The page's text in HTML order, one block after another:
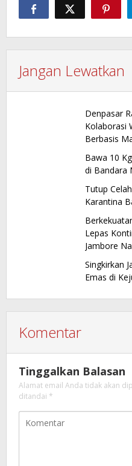
Jangan Lewatkan
Denpasar
Kolaborasi
Berbasis
Bawa 10
di Bandara
Tutup
Karantina
Lepas
Jambore
Singkirkan
Emas di
Komentar
Tinggalkan Balasan
Alamat email Anda tidak akan
ditandai *